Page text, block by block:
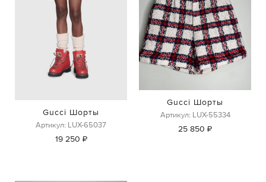
Gucci Шорты
Артикул: LUX-65037
19 250 ₽
Gucci Шорты
Артикул: LUX-55334
25 850 ₽